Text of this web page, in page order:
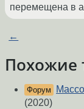
перемещена в
←
Похожие
Форум
(2020)